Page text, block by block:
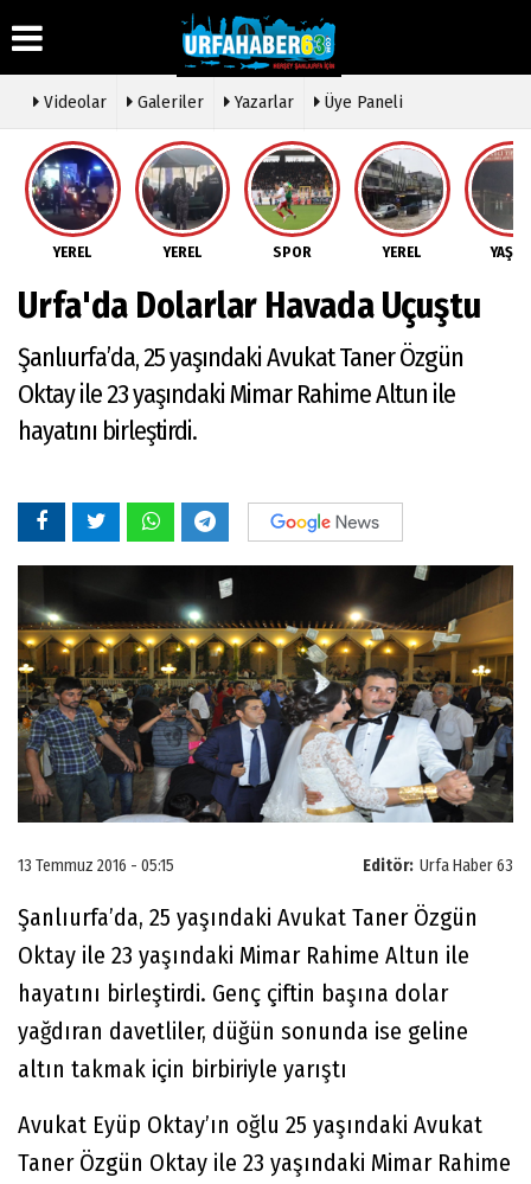
Üye Paneli
Haber
Arşivi
Arşivi
Haberleri
Hava
Durumu
Gazete
Anketler
Köşe
Yazarları
Video
Foto
Galeri
Etkinlikler
Künye
İletişim
Çerez
Gizlilik
İlkeleri
Videolar Galeriler Yazarlar Üye Paneli
YEREL YEREL SPOR YEREL
Urfa'da Dolarlar Havada Uçuştu
Şanlıurfa’da, 25 yaşındaki Avukat Taner Özgün
Oktay ile 23 yaşındaki Mimar Rahime Altun ile
hayatını birleştirdi.
Editör: Urfa Haber 63
13 Temmuz 2016 - 05:15
Şanlıurfa’da, 25 yaşındaki Avukat Taner Özgün
Oktay ile 23 yaşındaki Mimar Rahime Altun ile
hayatını birleştirdi. Genç çiftin başına dolar
yağdıran davetliler, düğün sonunda ise geline
altın takmak için birbiriyle yarıştı
Avukat Eyüp Oktay’ın oğlu 25 yaşındaki Avukat
Taner Özgün Oktay ile 23 yaşındaki Mimar Rahime